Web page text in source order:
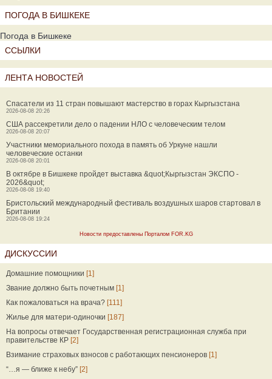
ПОГОДА В БИШКЕКЕ
Погода в Бишкеке
ССЫЛКИ
ЛЕНТА НОВОСТЕЙ
Спасатели из 11 стран повышают мастерство в горах Кыргызстана
2026-08-08 20:26
США рассекретили дело о падении НЛО с человеческим телом
2026-08-08 20:07
Участники мемориального похода в память об Уркуне нашли
человеческие останки
2026-08-08 20:01
В октябре в Бишкеке пройдет выставка &quot;Кыргызстан ЭКСПО -
2026&quot;
2026-08-08 19:40
Бристольский международный фестиваль воздушных шаров стартовал в
Британии
2026-08-08 19:24
Новости предоставлены Порталом FOR.KG
ДИСКУССИИ
Домашние помощники [1]
Звание должно быть почетным [1]
Как пожаловаться на врача? [111]
Жилье для матери-одиночки [187]
На вопросы отвечает Государственная регистрационная служба при
правительстве КР [2]
Взимание страховых взносов с работающих пенсионеров [1]
“…я — ближе к небу” [2]